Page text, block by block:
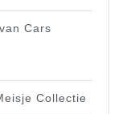
Cars
Collectie